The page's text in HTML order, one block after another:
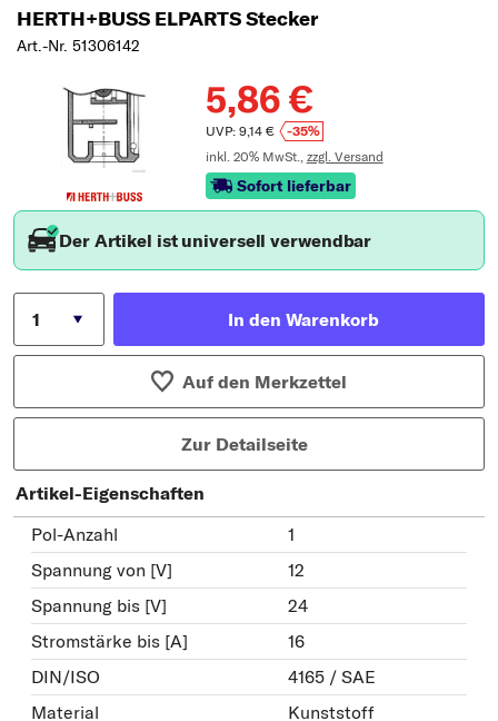
HERTH+BUSS ELPARTS Stecker
Art.-Nr. 51306142
5,86 €
UVP: 9,14 €
-35%
inkl. 20% MwSt., zzgl. Versand
Sofort lieferbar
Der Artikel ist universell verwendbar
In den Warenkorb
Auf den Merkzettel
Zur Detailseite
Artikel-Eigenschaften
Pol-Anzahl
1
Spannung von [V]
12
Spannung bis [V]
24
Stromstärke bis [A]
16
DIN/ISO
4165 / SAE
Material
Kunststoff